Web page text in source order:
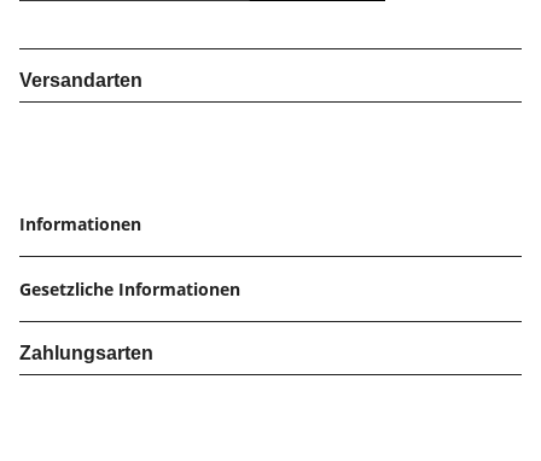
Versandarten
Informationen
Gesetzliche Informationen
Zahlungsarten